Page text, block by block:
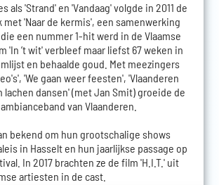
als 'Strand' en 'Vandaag' volgde in 2011 de
met 'Naar de kermis', een samenwerking
een nummer 1-hit werd in de Vlaamse
'In ’t wit' verbleef maar liefst 67 weken in
en behaalde goud. Met meezingers
'We gaan weer feesten', 'Vlaanderen
lachen dansen' (met Jan Smit) groeide de
van Vlaanderen.
bekend om hun grootschalige shows
in Hasselt en hun jaarlijkse passage op
In 2017 brachten ze de film 'H.I.T.' uit
artiesten in de cast.